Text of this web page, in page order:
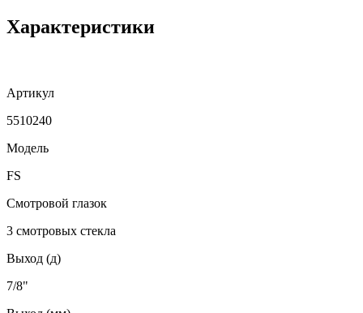
Характеристики
Артикул
5510240
Модель
FS
Смотровой глазок
3 смотровых стекла
Выход (д)
7/8"